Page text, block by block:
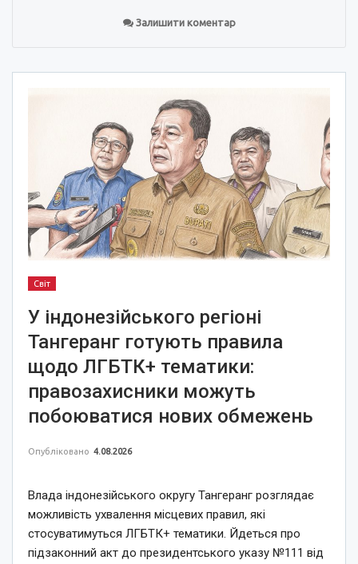
Залишити коментар
Світ
У індонезійського регіоні
Тангеранг готують правила
щодо ЛГБТК+ тематики:
правозахисники можуть
побоюватися нових обмежень
Опубліковано 4.08.2026
Влада індонезійського округу Тангеранг розглядає
можливість ухвалення місцевих правил, які
стосуватимуться ЛГБТК+ тематики. Йдеться про
підзаконний акт до президентського указу №111 від